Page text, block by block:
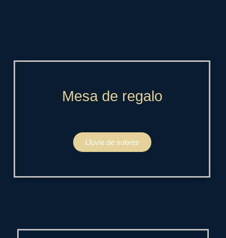
Mesa de regalo
Lluvia de sobres